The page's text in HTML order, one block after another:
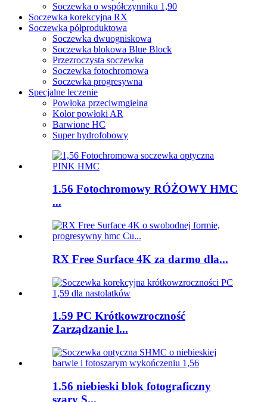
Soczewka o współczynniku 1,90
Soczewka korekcyjna RX
Soczewka półproduktowa
Soczewka dwuogniskowa
Soczewka blokowa Blue Block
Przezroczysta soczewka
Soczewka fotochromowa
Soczewka progresywna
Specjalne leczenie
Powłoka przeciwmgielna
Kolor powłoki AR
Barwione HC
Super hydrofobowy
1.56 Fotochromowy RÓŻOWY HMC
...
RX Free Surface 4K za darmo dla...
1.59 PC Krótkowzroczność
Zarządzanie l...
1.56 niebieski blok fotograficzny
szary S...